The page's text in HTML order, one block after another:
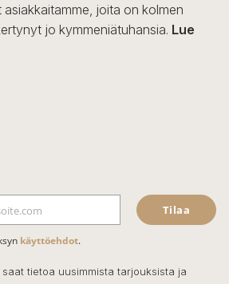
joita on kolmen
jo kymmeniätuhansia. Lue
Tilaa
käyttöehdot.
tietoa uusimmista tarjouksista ja